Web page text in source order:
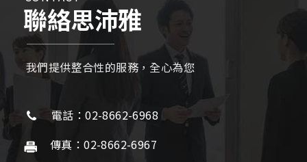
聯絡思沛雅
我們提供整合性的服務，全心為您
電話：02-8662-6968
傳真：02-8662-6967